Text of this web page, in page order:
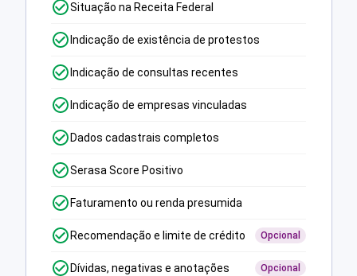
Situação na Receita Federal
Indicação de existência de protestos
Indicação de consultas recentes
Indicação de empresas vinculadas
Dados cadastrais completos
Serasa Score Positivo
Faturamento ou renda presumida
Recomendação e limite de crédito Opcional
Dívidas, negativas e anotações Opcional